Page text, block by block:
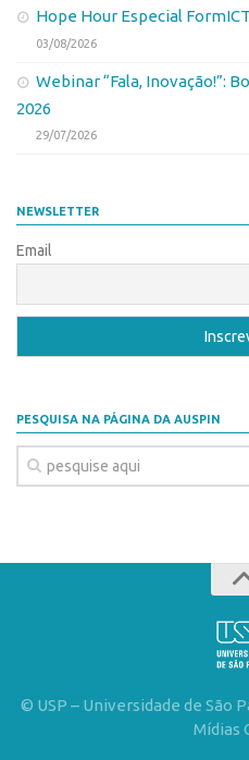
Bolsas
Prêmio USP de
Pesquisa
CEPIX
CPEs
PRPI/USP
InovaUSP
Fala Inovação (Webinar)
Hope Hour Especial
03/08/2026
Webinar “Fala, Inovação!”:
2026
29/07/2026
NEWSLETTER
Email
PESQUISA NA PÁGINA DA AUSPIN
© USP – Universidade de São
Mídias